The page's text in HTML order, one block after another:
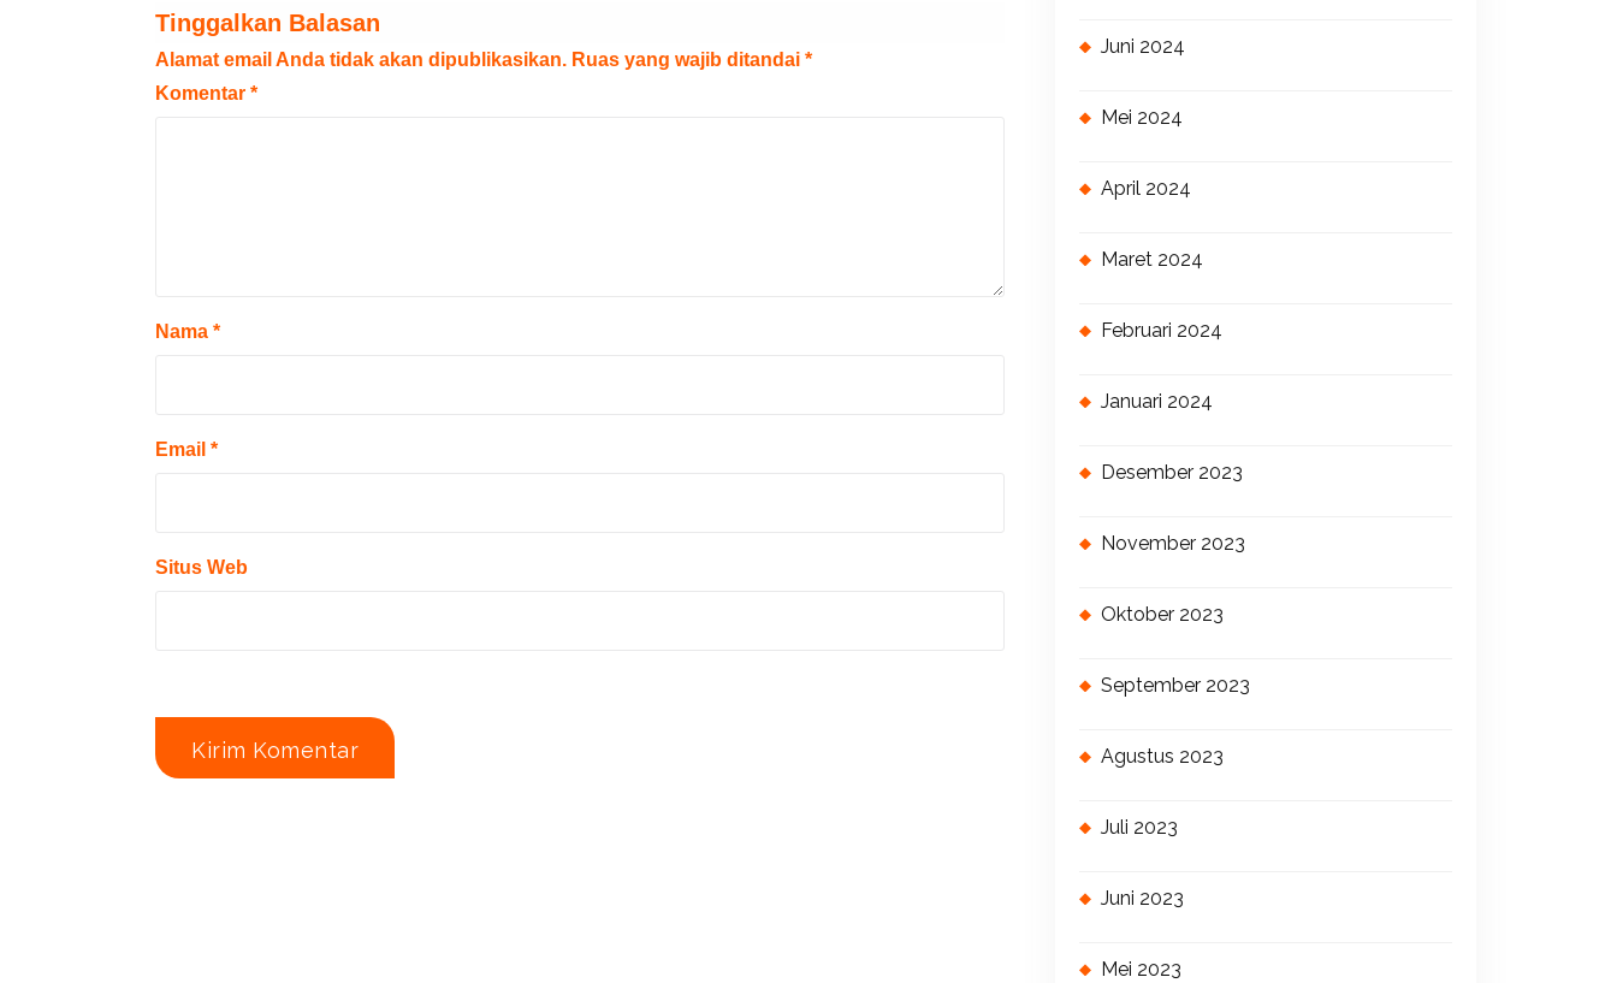
Tinggalkan Balasan
Alamat email Anda tidak akan dipublikasikan. Ruas yang wajib ditandai *
Komentar *
Nama *
Email *
Situs Web
Juni 2024
Mei 2024
April 2024
Maret 2024
Februari 2024
Januari 2024
Desember 2023
November 2023
Oktober 2023
September 2023
Agustus 2023
Juli 2023
Juni 2023
Mei 2023